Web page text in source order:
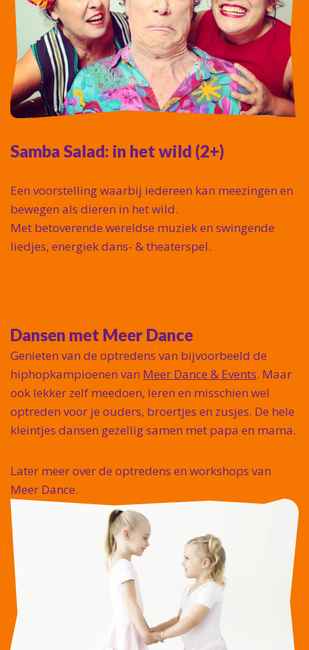
Samba Salad: in het wild (2+)
Een voorstelling waarbij iedereen kan meezingen en
bewegen als dieren in het wild.
Met betoverende wereldse muziek en swingende
liedjes, energiek dans- & theaterspel.
Dansen met Meer Dance
Genieten van de optredens van bijvoorbeeld de
hiphopkampioenen van Meer Dance & Events. Maar
ook lekker zelf meedoen, leren en misschien wel
optreden voor je ouders, broertjes en zusjes. De hele
kleintjes dansen gezellig samen met papa en mama.
Later meer over de optredens en workshops van
Meer Dance.